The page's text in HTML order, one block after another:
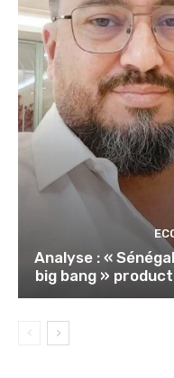
Analyse : «
big bang »